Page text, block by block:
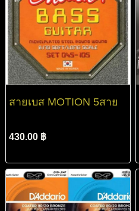
สายเบส MOTION 5สาย
430.00 ฿